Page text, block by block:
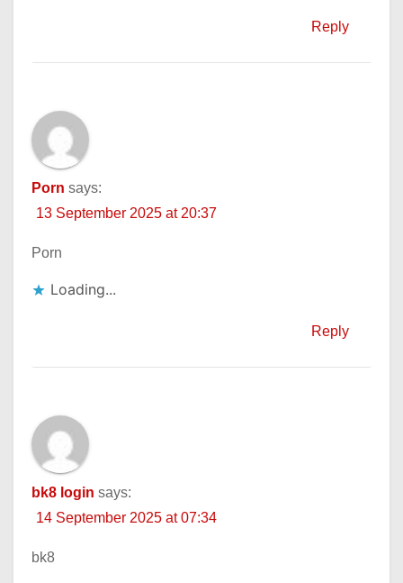
Reply
Porn says:
13 September 2025 at 20:37
Porn
Loading...
Reply
bk8 login says:
14 September 2025 at 07:34
bk8